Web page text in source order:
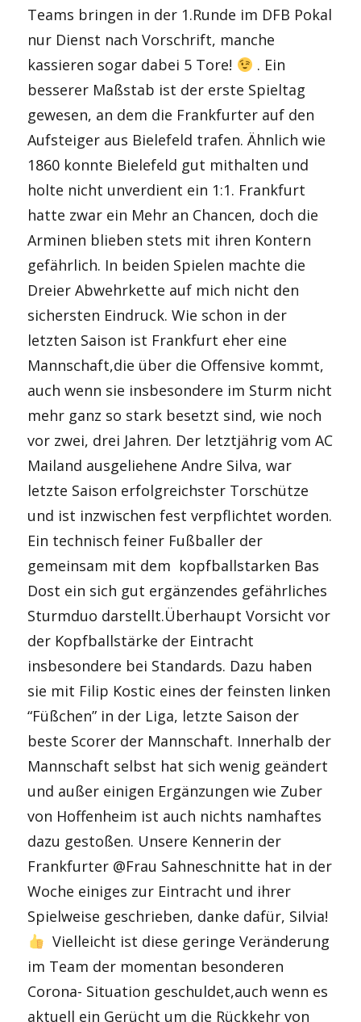
Teams bringen in der 1.Runde im DFB Pokal
nur Dienst nach Vorschrift, manche
kassieren sogar dabei 5 Tore!
. Ein
besserer Maßstab ist der erste Spieltag
gewesen, an dem die Frankfurter auf den
Aufsteiger aus Bielefeld trafen. Ähnlich wie
1860 konnte Bielefeld gut mithalten und
holte nicht unverdient ein 1:1. Frankfurt
hatte zwar ein Mehr an Chancen, doch die
Arminen blieben stets mit ihren Kontern
gefährlich. In beiden Spielen machte die
Dreier Abwehrkette auf mich nicht den
sichersten Eindruck. Wie schon in der
letzten Saison ist Frankfurt eher eine
Mannschaft,die über die Offensive kommt,
auch wenn sie insbesondere im Sturm nicht
mehr ganz so stark besetzt sind, wie noch
vor zwei, drei Jahren. Der letztjährig vom AC
Mailand ausgeliehene Andre Silva, war
letzte Saison erfolgreichster Torschütze
und ist inzwischen fest verpflichtet worden.
Ein technisch feiner Fußballer der
gemeinsam mit dem kopfballstarken Bas
Dost ein sich gut ergänzendes gefährliches
Sturmduo darstellt.Überhaupt Vorsicht vor
der Kopfballstärke der Eintracht
insbesondere bei Standards. Dazu haben
sie mit Filip Kostic eines der feinsten linken
“Füßchen” in der Liga, letzte Saison der
beste Scorer der Mannschaft. Innerhalb der
Mannschaft selbst hat sich wenig geändert
und außer einigen Ergänzungen wie Zuber
von Hoffenheim ist auch nichts namhaftes
dazu gestoßen. Unsere Kennerin der
Frankfurter @Frau Sahneschnitte hat in der
Woche einiges zur Eintracht und ihrer
Spielweise geschrieben, danke dafür, Silvia!
Vielleicht ist diese geringe Veränderung
im Team der momentan besonderen
Corona- Situation geschuldet,auch wenn es
aktuell ein Gerücht um die Rückkehr von